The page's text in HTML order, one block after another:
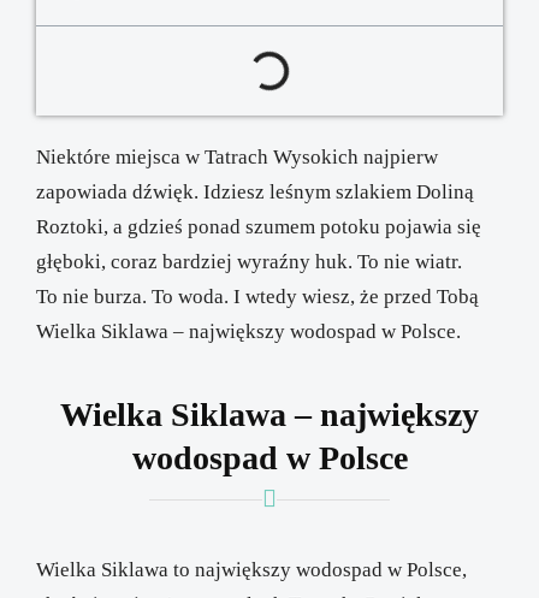
Niektóre miejsca w Tatrach Wysokich najpierw
zapowiada dźwięk. Idziesz leśnym szlakiem Doliną
Roztoki, a gdzieś ponad szumem potoku pojawia się
głęboki, coraz bardziej wyraźny huk. To nie wiatr.
To nie burza. To woda. I wtedy wiesz, że przed Tobą
Wielka Siklawa – największy wodospad w Polsce.
Wielka Siklawa – największy
wodospad w Polsce
Wielka Siklawa to największy wodospad w Polsce,